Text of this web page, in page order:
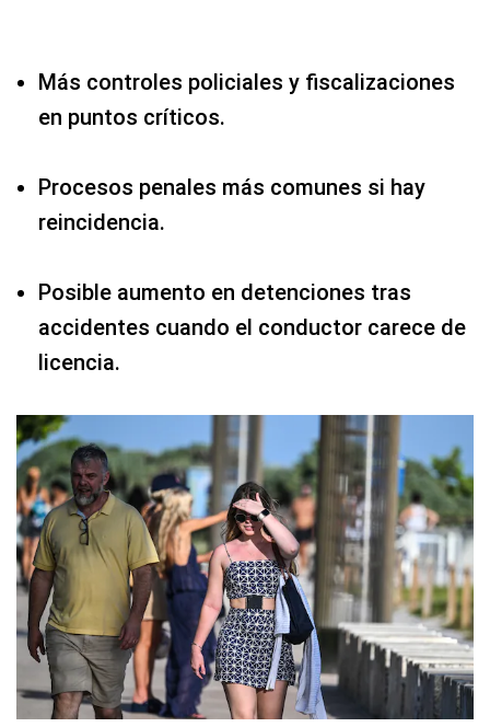
Más controles policiales y fiscalizaciones
en puntos críticos.
Procesos penales más comunes si hay
reincidencia.
Posible aumento en detenciones tras
accidentes cuando el conductor carece de
licencia.